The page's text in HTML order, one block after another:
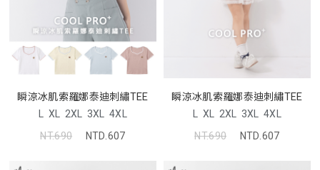
瞬涼冰肌索羅娜泰迪刺繡TEE
L XL 2XL 3XL 4XL
NT.690
NTD.607
瞬涼冰肌索羅娜泰迪刺繡TEE
L XL 2XL 3XL 4XL
NT.690
NTD.607